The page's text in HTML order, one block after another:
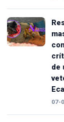
de
07-